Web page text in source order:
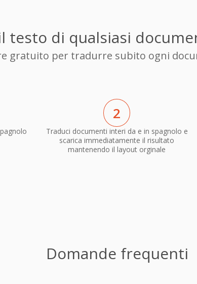
testo di qualsiasi
gratuito per tradurre subito ogni
2
Traduci documenti interi da e in spagnolo e
scarica immediatamente il risultato
mantenendo il layout orginale
Domande frequenti